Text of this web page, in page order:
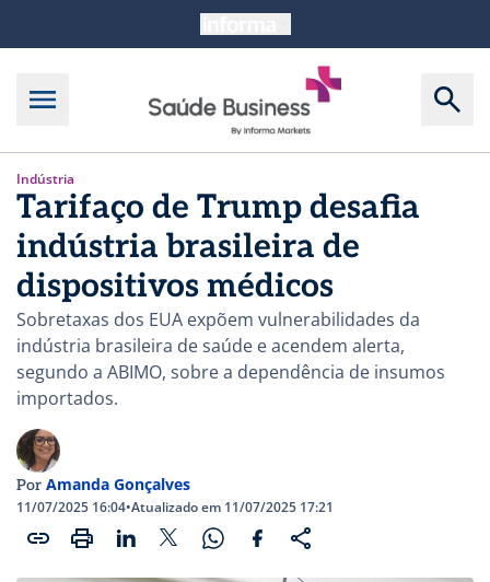
Indústria
Tarifaço de Trump desafia
indústria brasileira de
dispositivos médicos
Sobretaxas dos EUA expõem vulnerabilidades da
indústria brasileira de saúde e acendem alerta,
segundo a ABIMO, sobre a dependência de insumos
importados.
Por Amanda Gonçalves
11/07/2025 16:04•Atualizado em 11/07/2025 17:21